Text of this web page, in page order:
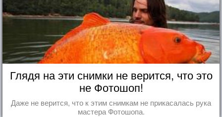
Глядя на эти снимки не верится, что это
не Фотошоп!
Даже не верится, что к этим снимкам не прикасалась рука
мастера Фотошопа.